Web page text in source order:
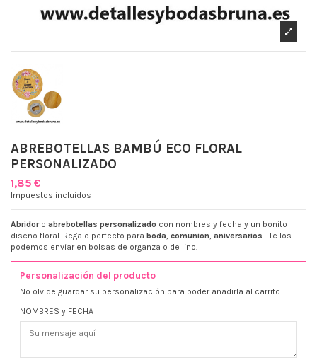
ABREBOTELLAS BAMBÚ ECO FLORAL
PERSONALIZADO
1,85 €
Impuestos incluidos
Abridoro abrebotellas personalizado con nombres y fecha y un bonito
diseño floral. Regalo perfecto para boda, comunion, aniversarios... Te los
podemos enviar en bolsas de organza o de lino.
Personalización del producto
No olvide guardar su personalización para poder añadirla al carrito
NOMBRES y FECHA